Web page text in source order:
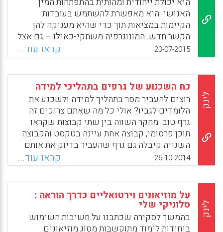
האנושי. היא מאפשרת להשתמש בעובדות
הקיימות במציאות תוך כדי שהיא מעניקה להן
הקשר חדש. המונוגרפיה משחקי-כאילו – גם אצל
תינוקות? נולדה מתוך פרויקט מחקרי שעסק
באחד הנושאים המרכזיים בפסיכולוגיה
התפתחותית – חשיבה סימבולית המתמקדת
במשחק הסימבולי (עדנה אור).
WhatsApp
Facebook
Email
X
23-07-2015 קראו עוד...
לינק
כח השכנוע של גרפים בתהליכי למידה
רוצים להעביר מסר בתהליך למידה ולשכנע את
הלומדים לגביו? אולי כל מה שאתם צריכים זה
גרף טוב. מחקר השווה בין שתי קבוצות שקראו
תוכן פרסומי, קבוצה אחת עיינה בטקסט והקבוצה
השנייה קיבלה גם גרף שהעביר בדיוק את אותם
נתונים. 75% מקוראי הטקסט השתכנעו מהפרסום
הטקסטואלי אך לא פחות מ- 96% השתכנעו
מאותם נתונים כאשר הוצגו באמצעות גרף. נראה
שהנכונות שלנו "להאמין" לנתונים בגרף נובעת
מתחושת המדעיות שגרף מספק מצד אחד, כמו גם
היכולת שלנו להתרכז ולהבין חומר טוב יותר כאשר
הוא מוגש לנו בצורה ויזואלית (אתר חברת
26-10-2014 קראו עוד...
לינק
על מוזיאונים וירטואליים כדרך הוראה :
סלוניקי שלי
בהמשך לסקירה שכתבנו על חשיבות השימוש
ביחידות לימוד מתוקשבות מסוג מוזיאונים